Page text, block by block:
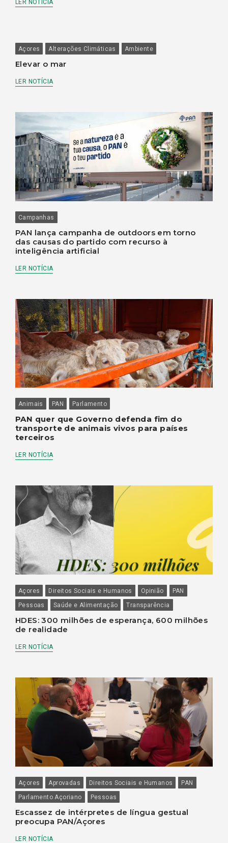
LER NOTÍCIA
Açores Alterações Climáticas Ambiente
Elevar o mar
LER NOTÍCIA
Campanhas
PAN lança campanha de outdoors em torno
das causas do partido com recurso à
inteligência artificial
LER NOTÍCIA
Animais PAN Parlamento
PAN quer que Governo defenda fim do
transporte de animais vivos para países
terceiros
LER NOTÍCIA
Açores Direitos Sociais e Humanos Opinião
PAN
Pessoas
Saúde e Alimentação Transparência
HDES: 300 milhões de esperança, 600 milhões
de realidade
LER NOTÍCIA
Açores Aprovadas Direitos Sociais e Humanos
PAN
Parlamento Açoriano
Pessoas
Escassez de intérpretes de língua gestual
preocupa PAN/Açores
LER NOTÍCIA